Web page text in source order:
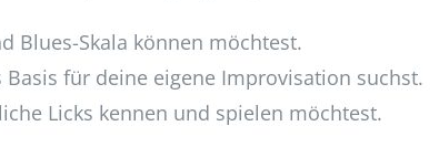
Blues-Skala können möchtest.
Basis für deine eigene Improvisation suchst.
Licks kennen und spielen möchtest.